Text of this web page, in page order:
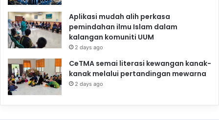
Aplikasi mudah alih perkasa
pemindahan ilmu Islam dalam
kalangan komuniti UUM
2 days ago
CeTMA semai literasi kewangan kanak-
kanak melalui pertandingan mewarna
2 days ago